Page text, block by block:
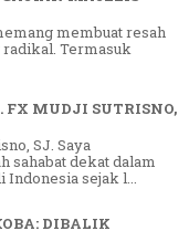
membuat resah
Termasuk
FX MUDJI SUTRISNO,
SJ. Saya
sahabat dekat dalam
Indonesia sejak l...
DIBALIK